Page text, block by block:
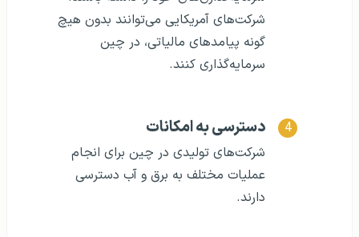
شرکت‌های آمریکایی می‌توانند بدون هیچ
گونه پیامدهای مالیاتی، در چین
سرمایه‌گذاری کنند.
دسترسی به امکانات
شرکت‌های تولیدی در چین برای انجام
عملیات مختلف به برق و آب دسترسی
دارند.